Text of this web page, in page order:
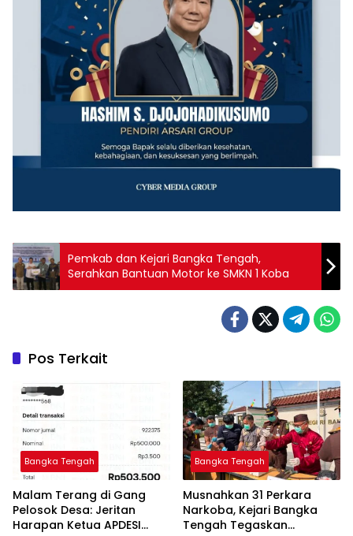
‎Pemkab dan Kejari Bangka Tengah,
Serahkan Bantuan Motor ke SMKN 1 Koba
Pos Terkait
Bangka Tengah
Malam Terang di Gang
Pelosok Desa: Jeritan
Harapan Ketua APDESI
Bangka Tengah
Musnahkan 31 Perkara
Narkoba, Kejari Bangka
Tengah Tegaskan